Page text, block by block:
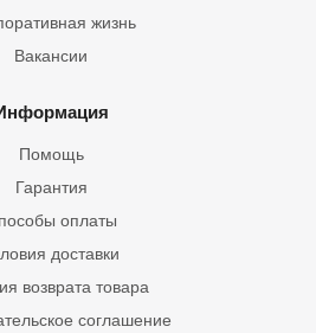
жизнь
Вакансии
Помощь
Гарантия
оплаты
доставки
возврата товара
соглашение